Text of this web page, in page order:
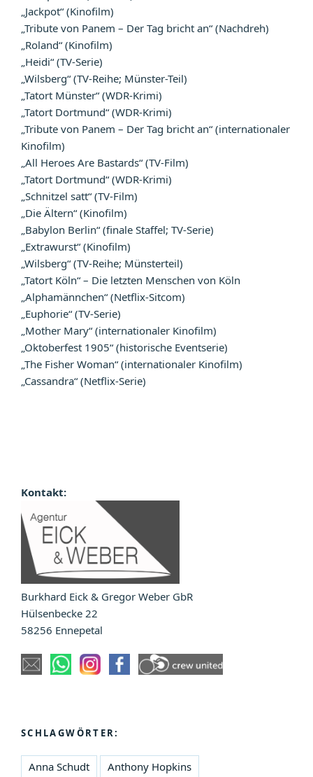
„Jackpot“ (Kinofilm)
„Tribute von Panem – Der Tag bricht an“ (Nachdreh)
„Roland“ (Kinofilm)
„Heidi“ (TV-Serie)
„Wilsberg“ (TV-Reihe; Münster-Teil)
„Tatort Münster“ (WDR-Krimi)
„Tatort Dortmund“ (WDR-Krimi)
„Tribute von Panem – Der Tag bricht an“ (internationaler
Kinofilm)
„All Heroes Are Bastards“ (TV-Film)
„Tatort Dortmund“ (WDR-Krimi)
„Schnitzel satt“ (TV-Film)
„Die Ältern“ (Kinofilm)
„Babylon Berlin“ (finale Staffel; TV-Serie)
„Extrawurst“ (Kinofilm)
„Wilsberg“ (TV-Reihe; Münsterteil)
„Tatort Köln“ – Die letzten Menschen von Köln
„Alphamännchen“ (Netflix-Sitcom)
„Euphorie“ (TV-Serie)
„Mother Mary“ (internationaler Kinofilm)
„Oktoberfest 1905“ (historische Eventserie)
„The Fisher Woman“ (internationaler Kinofilm)
„Cassandra“ (Netflix-Serie)
Kontakt:
Burkhard Eick & Gregor Weber GbR
Hülsenbecke 22
58256 Ennepetal
SCHLAGWÖRTER:
Anna Schudt
Anthony Hopkins